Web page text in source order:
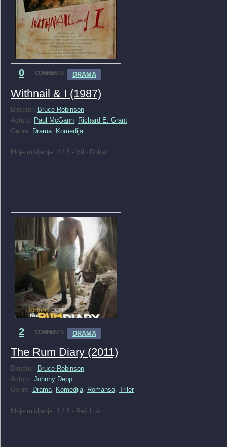
0 COMMENTS DRAMA
Withnail & I (1987)
Director: Bruce Robinson
Actors: Paul McGann, Richard E. Grant
Genre: Drama, Komedija
Moje mišljenje: 4 / 5 - Vrlo Dobar
2 COMMENTS DRAMA
The Rum Diary (2011)
Director: Bruce Robinson
Actors: Johnny Depp
Genre: Drama, Komedija, Romansa, Triler
Moje mišljenje: 1 / 5 - Baš Loš